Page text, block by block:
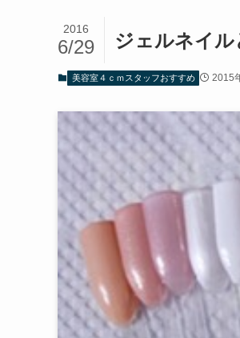
ジェルネイル
2016
6/29
美容室４ｃｍスタッフおすすめ 2015